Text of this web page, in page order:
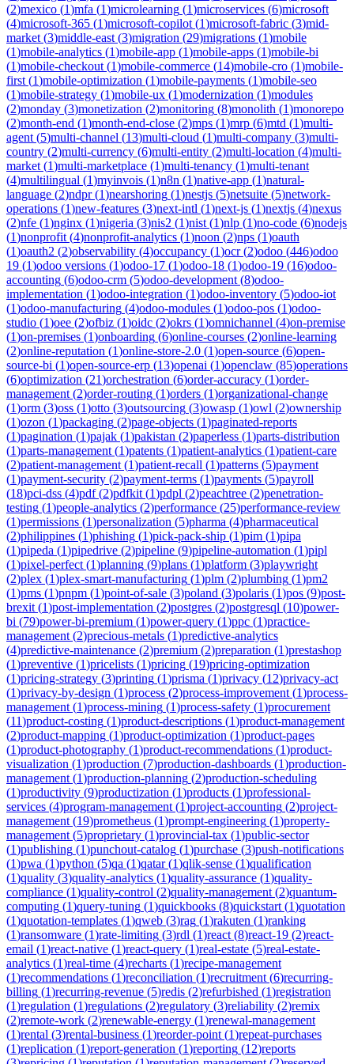
(2)mexico (1)mfa (1)microlearning (1)microservices (6)microsoft
(4)microsoft-365 (1)microsoft-copilot (1)microsoft-fabric (3)mid-
market (3)middle-east (3)migration (29)migrations (1)mobile
(1)mobile-analytics (1)mobile-app (1)mobile-apps (1)mobile-bi
(1)mobile-checkout (1)mobile-commerce (14)mobile-cro (1)mobile-
first (1)mobile-optimization (1)mobile-payments (1)mobile-seo
(1)mobile-strategy (1)mobile-ux (1)modernization (1)modules
(2)monday (3)monetization (2)monitoring (8)monolith (1)monorepo
(2)month-end (1)month-end-close (2)mps (1)mrp (6)mtd (1)multi-
agent (5)multi-channel (13)multi-cloud (1)multi-company (3)multi-
country (2)multi-currency (6)multi-entity (2)multi-location (4)multi-
market (1)multi-marketplace (1)multi-tenancy (1)multi-tenant
(4)multilingual (1)myinvois (1)n8n (1)native-app (1)natural-
language (2)ndpr(1)nearshoring (1)nestjs (5)netsuite (5)network-
operations (1)new-features (3)next-intl (1)next-js (1)nextjs (4)nexus
(2)nfe (1)nginx (1)nigeria (3)nis2 (1)nist (1)nlp (1)no-code (6)nodejs
(1)nonprofit (4)nonprofit-analytics (1)noon (2)nps (1)oauth
(1)oauth2 (2)observability (4)occupancy (1)ocr(2)odoo (446)odoo
19 (1)odoo versions (1)odoo-17 (1)odoo-18 (1)odoo-19 (16)odoo-
accounting (6)odoo-crm (5)odoo-development (8)odoo-
implementation (1)odoo-integration (1)odoo-inventory (5)odoo-iot
(1)odoo-manufacturing (4)odoo-modules (1)odoo-pos (1)odoo-
studio (1)oee (2)ofbiz (1)oidc (2)okrs (1)omnichannel (4)on-premise
(1)on-premises (1)onboarding (6)online-courses (2)online-learning
(2)online-reputation (1)online-store-2.0 (1)open-source (6)open-
source-bi (1)open-source-erp (13)openai (1)openclaw (85)operations
(6)optimization (21)orchestration (6)order-accuracy (1)order-
management (2)order-routing (1)orders (1)organizational-change
(1)orm (3)oss (1)otto (3)outsourcing (3)owasp (1)owl (2)ownership
(1)ozon (1)packaging (2)page-objects (1)paginated-reports
(1)pagination (1)pajak (1)pakistan (2)paperless (1)parts-distribution
(1)parts-management (1)patents (1)patient-analytics (1)patient-care
(2)patient-management (1)patient-recall (1)patterns (5)payment
(1)payment-security (2)payment-terms (1)payments (5)payroll
(18)pci-dss (4)pdf(2)pdfkit (1)pdpl (2)peachtree (2)penetration-
testing (1)people-analytics (2)performance (25)performance-review
(1)permissions (1)personalization (5)pharma (4)pharmaceutical
(2)philippines (1)phishing (1)pick-pack-ship (1)pim (1)pipa
(1)pipeda (1)pipedrive (2)pipeline (9)pipeline-automation (1)pipl
(1)pixel-perfect (1)planning (9)plans (1)platform (3)playwright
(2)plex (1)plex-smart-manufacturing (1)plm (2)plumbing (1)pm2
(1)pms (1)pnpm (1)point-of-sale (3)poland (3)polaris (1)pos (9)post-
brexit (1)post-implementation (2)postgres (2)postgresql (10)power-
bi (79)power-bi-premium (1)power-query (1)ppc (1)practice-
management (2)precious-metals (1)predictive-analytics
(4)predictive-maintenance (2)premium (2)preparation (1)prestashop
(1)preventive (1)pricelists (1)pricing (19)pricing-optimization
(1)pricing-strategy (3)printing (1)prisma (1)privacy (12)privacy-act
(1)privacy-by-design (1)process (2)process-improvement (1)process-
management (1)process-mining (1)process-safety (1)procurement
(11)product-costing (1)product-descriptions (1)product-management
(2)product-mapping (1)product-optimization (1)product-pages
(1)product-photography (1)product-recommendations (1)product-
visualization (1)production (7)production-dashboards (1)production-
management (1)production-planning (2)production-scheduling
(1)productivity (9)productization (1)products (1)professional-
services (4)program-management (1)project-accounting (2)project-
management (19)prometheus (1)prompt-engineering (1)property-
management (5)proprietary (1)provincial-tax (1)public-sector
(1)publishing (1)punchout-catalog (1)purchase (3)push-notifications
(1)pwa (1)python (5)qa (1)qatar(1)qlik-sense (1)qualification
(1)quality (3)quality-analytics (1)quality-assurance (1)quality-
compliance (1)quality-control (2)quality-management (2)quantum-
computing (1)query-tuning (1)quickbooks (8)quickstart (1)quotation
(1)quotation-templates (1)qweb (3)rag (1)rakuten (1)ranking
(1)ransomware (1)rate-limiting (3)rdl (1)react (8)react-19 (2)react-
email (1)react-native (1)react-query (1)real-estate (5)real-estate-
analytics (1)real-time (4)recharts (1)recipe-management
(1)recommendations (1)reconciliation (1)recruitment (6)recurring-
billing (1)recurring-revenue (5)redis (2)refurbished (1)registration
(1)regulation (1)regulations (2)regulatory (3)reliability (2)remix
(2)remote-work (2)renewable-energy (1)renewal-management
(1)rental (3)rental-business (1)reorder-point (1)repeat-purchases
(1)replication (1)report-generation (1)reporting (12)reports